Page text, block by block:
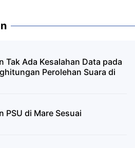
Tak Ada Kesalahan Data pada
Perolehan Suara di
PSU di Mare Sesuai